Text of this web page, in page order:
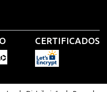
CERTIFICADOS